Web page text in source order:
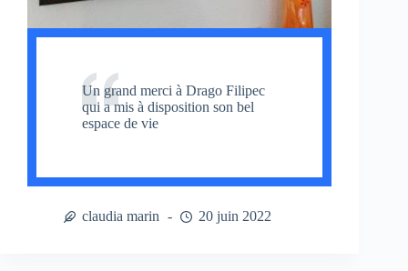
Un grand merci à Drago Filipec
qui a mis à disposition son bel
espace de vie
claudia marin 20 juin 2022